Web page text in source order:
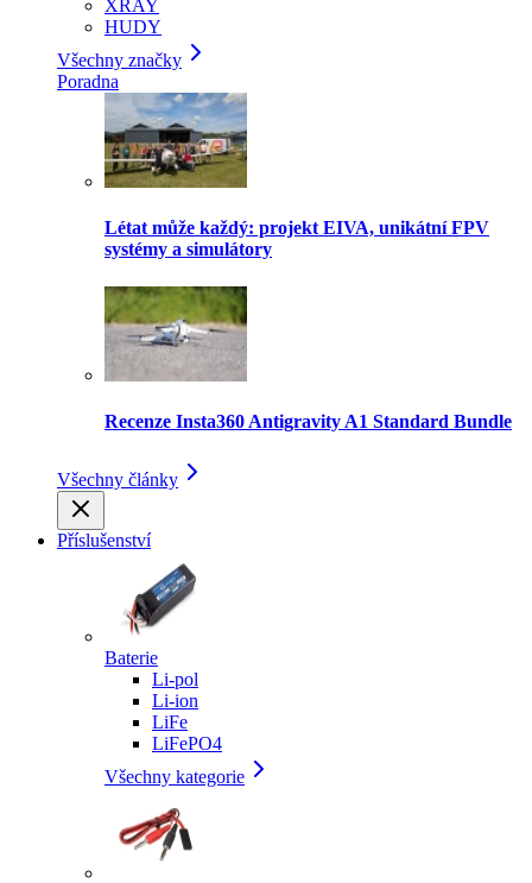
XRAY
HUDY
Všechny značky
Poradna
Létat může každý: projekt EIVA, unikátní FPV
systémy a simulátory
Recenze Insta360 Antigravity A1 Standard Bundle
Všechny články
Příslušenství
Baterie
Li-pol
Li-ion
LiFe
LiFePO4
Všechny kategorie